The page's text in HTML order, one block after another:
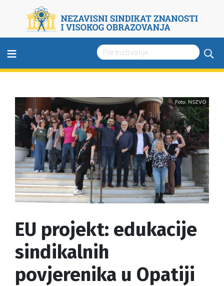
≡
Foto: NSZVO
EU projekt: edukacije
sindikalnih
povjerenika u Opatiji